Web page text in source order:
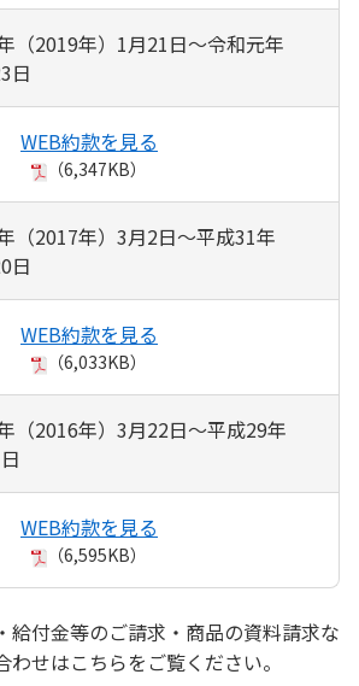
（2019年）1月21日～令和元年
日
WEB約款を見る
（6,347KB）
（2017年）3月2日～平成31年
日
WEB約款を見る
（6,033KB）
（2016年）3月22日～平成29年
WEB約款を見る
（6,595KB）
給付金等のご請求・商品の資料請求な
わせはこちらをご覧ください。